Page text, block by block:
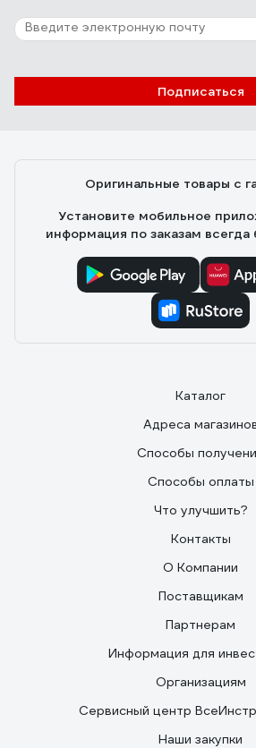
Подписаться
Оригинальные товары с
Установите мобильное
информация по заказам всегда
Каталог
Адреса
Способы
Способы оплаты
Что улучшить?
Контакты
О Компании
Поставщикам
Партнерам
Информация для
Организациям
Сервисный центр
Наши закупки